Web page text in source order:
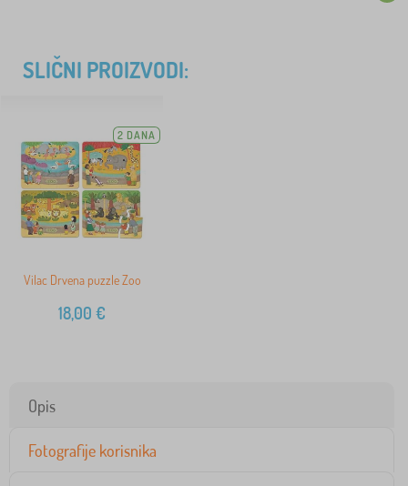
SLIČNI PROIZVODI:
2 DANA
Vilac Drvena puzzle Zoo
18,00 €
Opis
Fotografije korisnika